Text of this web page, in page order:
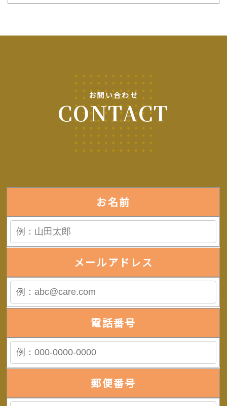
お問い合わせ
CONTACT
お名前
メールアドレス
電話番号
郵便番号